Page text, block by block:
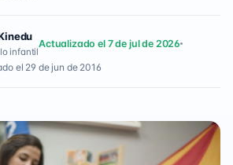
infantil
Actualizado el 7 de jul de 2026
el 29 de jun de 2016